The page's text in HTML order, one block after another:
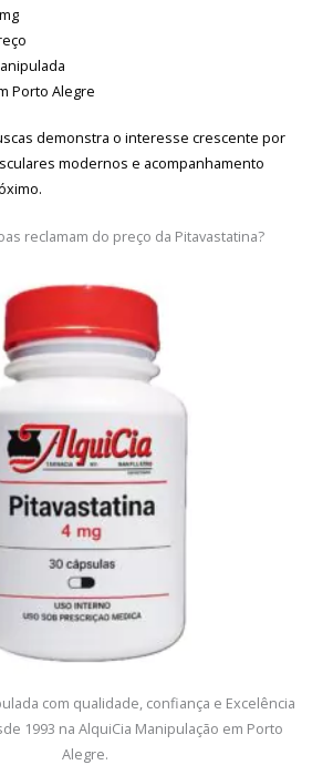
Porto Alegre
demonstra o interesse crescente por
modernos e acompanhamento
reclamam do preço da Pitavastatina?
com qualidade, confiança e Excelência
1993 na AlquiCia Manipulação em Porto
Alegre.